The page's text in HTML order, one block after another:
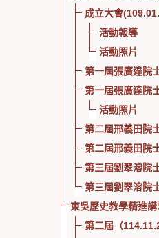
成立大會
活動報導
活動照片
第一屆張廣達院
第一屆張廣達院
活動照片
第二屆邢義田院
第二屆邢義田院
第三屆劉翠溶院
第三屆劉翠溶院
東吳歷史教學精進講
第二屆（